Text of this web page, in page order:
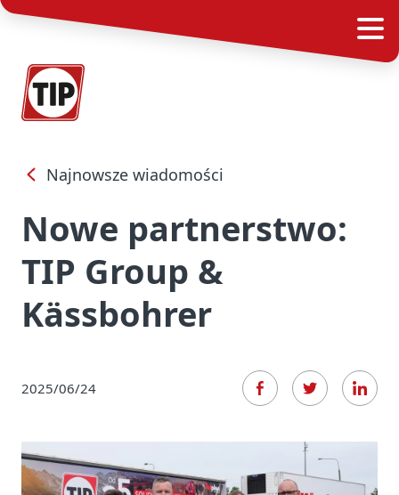
Najnowsze wiadomości
Nowe partnerstwo:
TIP Group &
Kässbohrer
2025/06/24